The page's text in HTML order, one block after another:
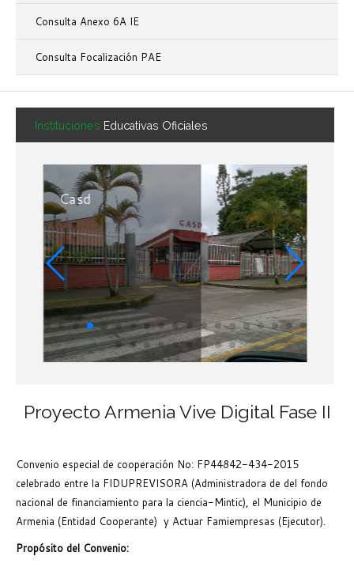
Consulta Anexo 6A IE
Consulta Focalización PAE
Instituciones Educativas Oficiales
Casd
Proyecto Armenia Vive Digital Fase II
Convenio especial de cooperación No: FP44842-434-2015
celebrado entre la FIDUPREVISORA (Administradora de del fondo
nacional de financiamiento para la ciencia-Mintic), el Municipio de
Armenia (Entidad Cooperante) y Actuar Famiempresas (Ejecutor).
Propósito del Convenio: